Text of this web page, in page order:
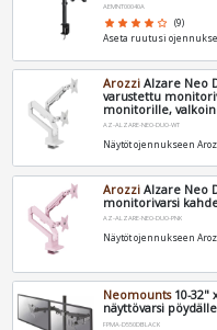
AEMNT00040A
star star star star star_border (9)
Aseta ruutusi
Arozzi Alzare Neo
varustettu
monitorille,
AZ-ALZARE-NEO-DUO-WT
Näytöt ojennukseen
Arozzi Alzare Neo
monitorivarsi
AZ-ALZARE-NEO-DUO-PNK
Näytöt ojennukseen
Neomounts10-32"
näyttövarsi
FPMA-D550DBLACK